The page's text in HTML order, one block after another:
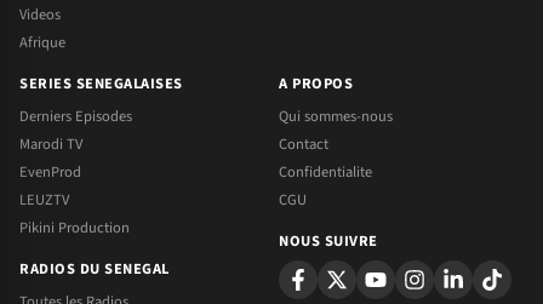
Videos
Afrique
SERIES SENEGALAISES
Derniers Episodes
Marodi TV
EvenProd
LEUZTV
Pikini Production
RADIOS DU SENEGAL
A PROPOS
Qui sommes-nous
Contact
Confidentialite
CGU
NOUS SUIVRE